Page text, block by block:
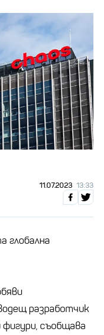
11.07.2023 13:33
глобална
разработчик
фигури, съобщава